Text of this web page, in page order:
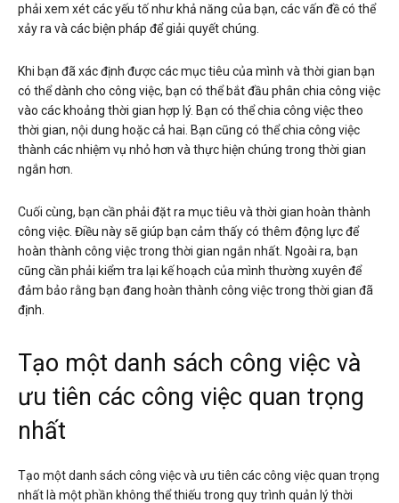
phải xem xét các yếu tố như khả năng của bạn, các vấn đề có thể
xảy ra và các biện pháp để giải quyết chúng.
Khi bạn đã xác định được các mục tiêu của mình và thời gian bạn
có thể dành cho công việc, bạn có thể bắt đầu phân chia công việc
vào các khoảng thời gian hợp lý. Bạn có thể chia công việc theo
thời gian, nội dung hoặc cả hai. Bạn cũng có thể chia công việc
thành các nhiệm vụ nhỏ hơn và thực hiện chúng trong thời gian
ngắn hơn.
Cuối cùng, bạn cần phải đặt ra mục tiêu và thời gian hoàn thành
công việc. Điều này sẽ giúp bạn cảm thấy có thêm động lực để
hoàn thành công việc trong thời gian ngắn nhất. Ngoài ra, bạn
cũng cần phải kiểm tra lại kế hoạch của mình thường xuyên để
đảm bảo rằng bạn đang hoàn thành công việc trong thời gian đã
định.
Tạo một danh sách công việc và
ưu tiên các công việc quan trọng
nhất
Tạo một danh sách công việc và ưu tiên các công việc quan trọng
nhất là một phần không thể thiếu trong quy trình quản lý thời